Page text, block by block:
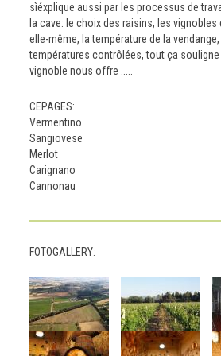
sìéxplique aussi par les processus de
la cave: le choix des raisins, les vignobles
elle-même, la température de la
températures contrôlées, tout ça souligne
vignoble nous offre .....
CEPAGES:
Vermentino
Sangiovese
Merlot
Carignano
Cannonau
FOTOGALLERY: